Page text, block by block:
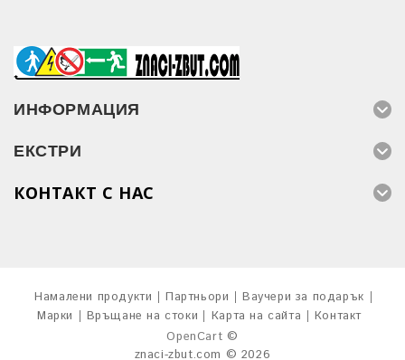
ИНФОРМАЦИЯ
ЕКСТРИ
КОНТАКТ С НАС
Намалени продукти Партньори
Ваучери за подарък
Марки
Връщане на стоки Карта на сайта
Контакт
OpenCart ©
znaci-zbut.com © 2026